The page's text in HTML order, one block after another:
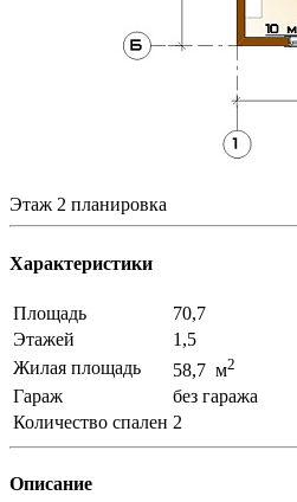
Этаж 2 планировка
Характеристики
Площадь
70,7
Этажей
1,5
Жилая площадь
58,7 м2
Гараж
без гаража
Количество спален 2
Описание